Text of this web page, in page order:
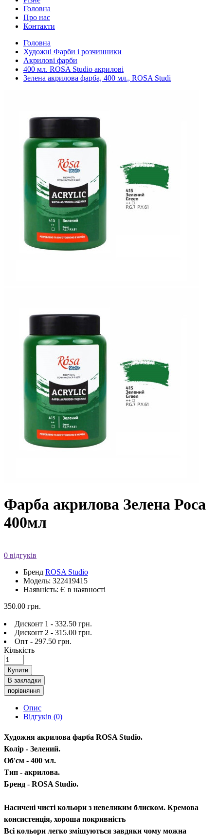
Головна
Про нас
Контакти
Головна
Художні Фарби і розчинники
Акрилові фарби
400 мл. ROSA Studio акрилові
Зелена акрилова фарба, 400 мл., ROSA Studi
Фарба акрилова Зелена Роса
400мл
0 відгуків
Бренд ROSA Studio
Модель: 322419415
Наявність: Є в наявності
350.00 грн.
Дисконт 1 - 332.50 грн.
Дисконт 2 - 315.00 грн.
Опт - 297.50 грн.
Кількість
Купити
В закладки
порівняння
Опис
Відгуків (0)
Художня акрилова фарба ROSA Studio.
Колір - Зелений.
Об'єм - 400 мл.
Тип - акрилова.
Бренд - ROSA Studio.
Насичені чисті кольори з невеликим блиском. Кремова
консистенція, хороша покривність
Всі кольори легко змішуються завдяки чому можна